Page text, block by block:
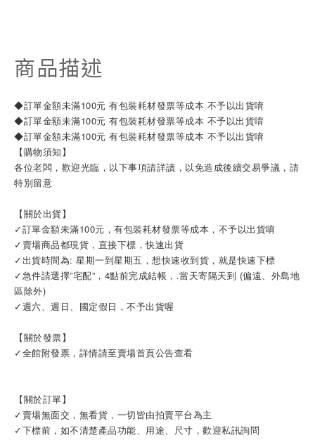
商品描述
◆訂單金額未滿100元 有包裝耗材發票等成本 不予以出貨唷
◆訂單金額未滿100元 有包裝耗材發票等成本 不予以出貨唷
◆訂單金額未滿100元 有包裝耗材發票等成本 不予以出貨唷
【購物須知】
各位老闆，歡迎光臨，以下事項請詳讀，以免造成後續交易爭議，請
特別留意
【關於出貨】
✓訂單金額未滿100元，有包裝耗材發票等成本，不予以出貨唷
✓賣場商品都現貨，直接下標，快速出貨
✓出貨時間為: 星期一到星期五，想快速收到貨，就是快速下標
✓急件請選擇”宅配”，4點前完成結帳，.當天寄隔天到 (偏遠、外島地
區除外)
✓週六、週日、國定假日，不予出貨喔
【關於發票】
✓全館附發票，詳情請至賣場首頁公告查看
【關於訂單】
✓賣場無面交，無看貨，一切皆由拍賣平台為主
✓下標前，如不清楚產品功能、用途、尺寸，歡迎私訊詢問